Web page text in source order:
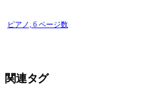
ピアノ, 6 ページ数
関連タグ